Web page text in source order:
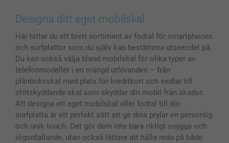
Bilder, Fotoförstoring & Fotohäften
MyNameBook
Fotoalmanackor & Fotoagenda
Fotoramar & Tillbehör
Presentkort
Alla fotoprodukter
Cookie Policy
Villkor och garantier
Investor Relations
smartgaranti
Priser & betalning
Status på beställningar
Designa ditt eget mobilskal
Här hittar du ett brett sortiment av fodral för smartphones
och surfplattor som du själv kan bestämma utseendet på.
Du kan också välja bland mobilskal för olika typer av
telefonmodeller i en mängd utföranden – från
plånboksskal med plats för kreditkort och sedlar till
stötskyddande skal som skyddar din mobil från skador.
Att designa ett eget mobilskal eller fodral till din
surfplatta är ett perfekt sätt att ge dina prylar en personlig
och unik touch. Det gör dem inte bara riktigt snygga och
iögonfallande, utan också lättare att hålla reda på både